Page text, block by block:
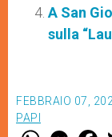
A San
sulla
FEBBRAIO 07,
PAPI
W M F